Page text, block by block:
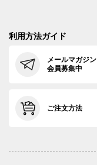
利用方法ガイド
メールマガジン
会員募集中
ご注文方法